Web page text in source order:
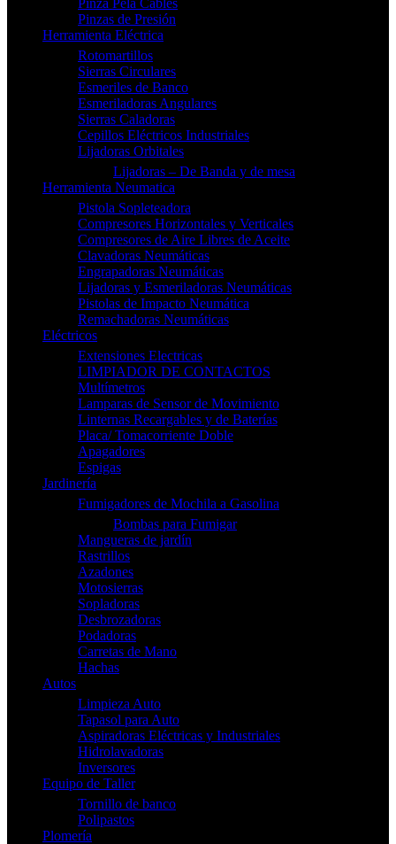
Pinza Pela Cables
Pinzas de Presión
Herramienta Eléctrica
Rotomartillos
Sierras Circulares
Esmeriles de Banco
Esmeriladoras Angulares
Sierras Caladoras
Cepillos Eléctricos Industriales
Lijadoras Orbitales
Lijadoras – De Banda y de mesa
Herramienta Neumatica
Pistola Sopleteadora
Compresores Horizontales y Verticales
Compresores de Aire Libres de Aceite
Clavadoras Neumáticas
Engrapadoras Neumáticas
Lijadoras y Esmeriladoras Neumáticas
Pistolas de Impacto Neumática
Remachadoras Neumáticas
Eléctricos
Extensiones Electricas
LIMPIADOR DE CONTACTOS
Multímetros
Lamparas de Sensor de Movimiento
Linternas Recargables y de Baterías
Placa/ Tomacorriente Doble
Apagadores
Espigas
Jardinería
Fumigadores de Mochila a Gasolina
Bombas para Fumigar
Mangueras de jardín
Rastrillos
Azadones
Motosierras
Sopladoras
Desbrozadoras
Podadoras
Carretas de Mano
Hachas
Autos
Limpieza Auto
Tapasol para Auto
Aspiradoras Eléctricas y Industriales
Hidrolavadoras
Inversores
Equipo de Taller
Tornillo de banco
Polipastos
Plomería